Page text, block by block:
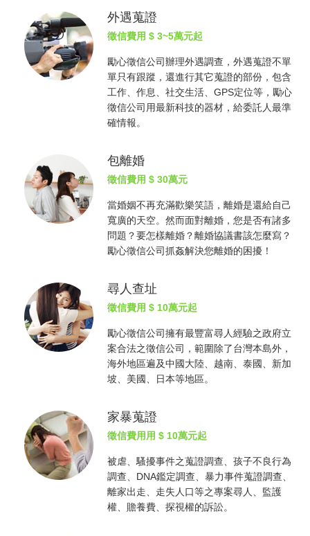
外遇蒐證
徵信費用 $ 3~5萬元起
勵心徵信公司辦理外遇調查，外遇蒐證不單
單只有跟蹤，還進行其它蒐證的部份，包含
工作、作息、社交生活、GPS定位等，勵心
徵信公司 用最新科技的器材，給委託人最準
確情報。
包離婚
徵信費用 $ 30萬元
當婚姻不再充滿歡樂笑語，離婚是還給自己
寬廣的天空。然而面對離婚，您是否有諸多
問題？要怎樣離婚？離婚協議書該怎麼寫？
勵心徵信公司抓姦解決您離婚的困擾！
尋人查址
徵信費用 $ 10萬元起
勵心徵信公司擁有最豐富尋人經驗之政府立
案合法之徵信公司 ，範圍除了台灣本島外，
海外地區遍及中國大陸、越南、泰國、新加
坡、美國、日本等地區。
家暴蒐證
徵信費用用 $ 10萬元起
被虐、騷擾事件之蒐證調查、孩子不良行為
調查、DNA鑑定調查、暴力事件蒐證調查、
離家出走、走失人口等之專案尋人、監護
權、贍養費、探視權的訴訟。